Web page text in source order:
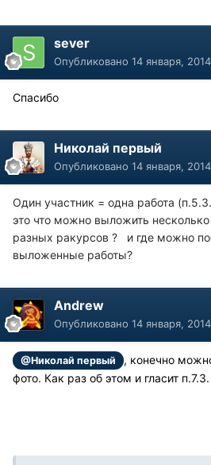
sever
Опубликовано 14 января, 2014
Спасибо
Николай первый
Опубликовано 14 января, 2014
Один участник = одна работа
это что можно выложить несколько
разных ракурсов ? и где можно
выложенные работы?
Andrew
Опубликовано 14 января, 2014
@Николай первый
, конечно
фото. Как раз об этом и гласит п.7.3.